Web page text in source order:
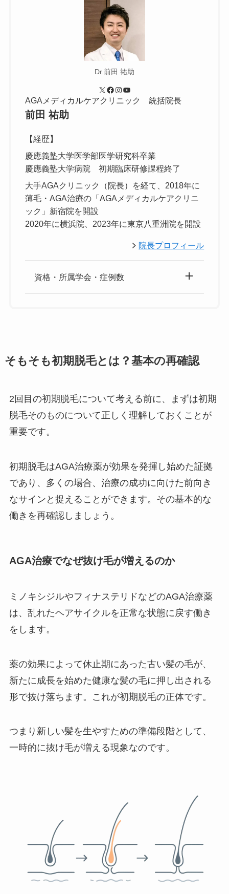
Dr.前田 祐助
X Facebook Instagram YouTube
AGAメディカルケアクリニック 統括院長
前田 祐助
【経歴】
慶應義塾大学医学部医学研究科卒業
慶應義塾大学病院 初期臨床研修課程終了
大手AGAクリニック（院長）を経て、2018年に
薄毛・AGA治療の「AGAメディカルケアクリニ
ック」新宿院を開設
2020年に横浜院、2023年に東京八重洲院を開設
院長プロフィール
資格・所属学会・症例数
そもそも初期脱毛とは？基本の再確認
2回目の初期脱毛について考える前に、まずは初期
脱毛そのものについて正しく理解しておくことが
重要です。
初期脱毛はAGA治療薬が効果を発揮し始めた証拠
であり、多くの場合、治療の成功に向けた前向き
なサインと捉えることができます。その基本的な
働きを再確認しましょう。
AGA治療でなぜ抜け毛が増えるのか
ミノキシジルやフィナステリドなどのAGA治療薬
は、乱れたヘアサイクルを正常な状態に戻す働き
をします。
薬の効果によって休止期にあった古い髪の毛が、
新たに成長を始めた健康な髪の毛に押し出される
形で抜け落ちます。これが初期脱毛の正体です。
つまり新しい髪を生やすための準備段階として、
一時的に抜け毛が増える現象なのです。